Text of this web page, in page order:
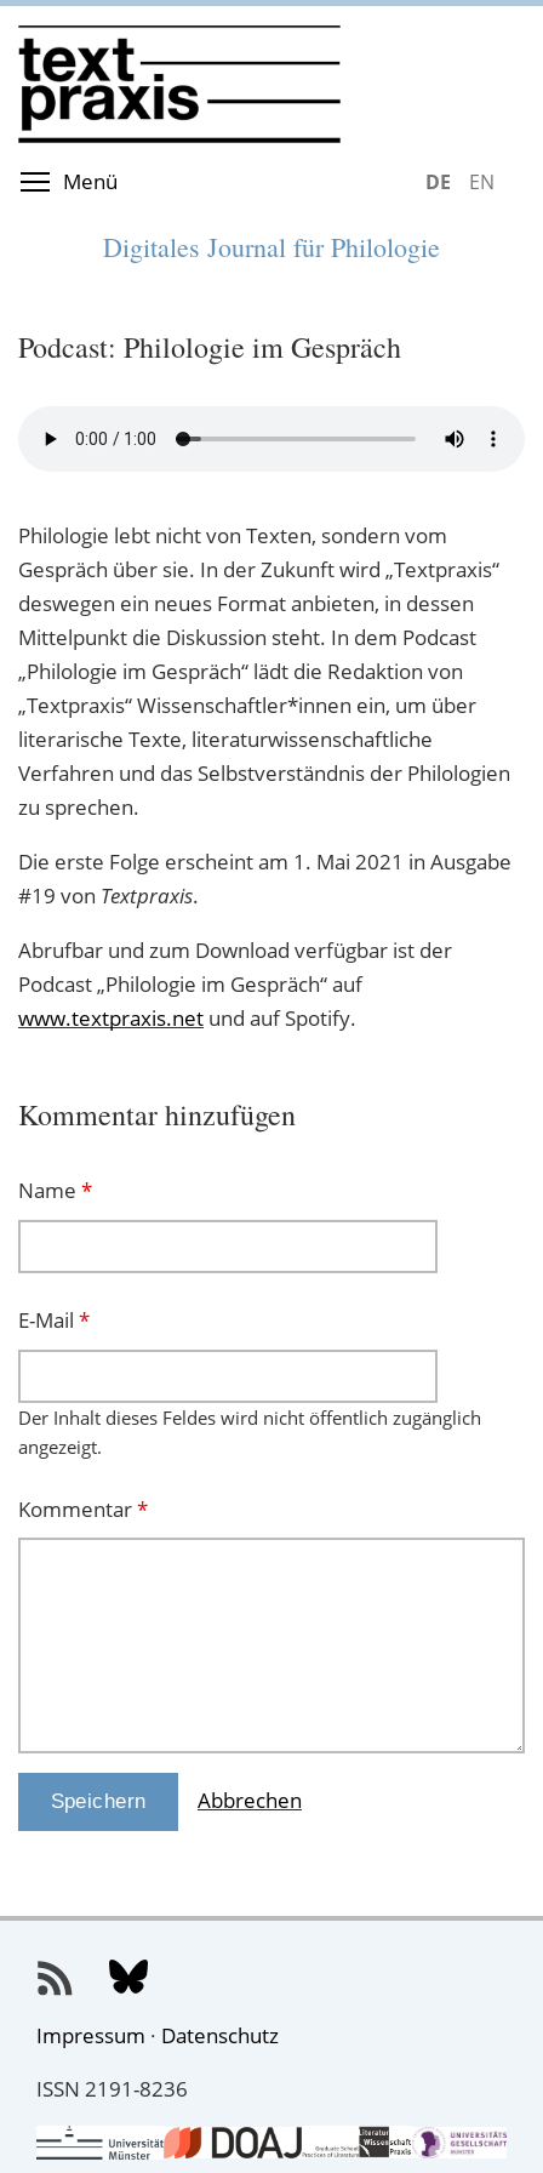
Direkt
zum
Inhalt
Menü Menüsichtbarkeit umschaltenDEUTSCH
Digitales Journal für Philologie
Podcast: Philologie im Gespräch
Philologie lebt nicht von Texten, sondern vom
Gespräch über sie. In der Zukunft wird „Textpraxis“
deswegen ein neues Format anbieten, in dessen
Mittelpunkt die Diskussion steht. In dem Podcast
„Philologie im Gespräch“ lädt die Redaktion von
„Textpraxis“ Wissenschaftler*innen ein, um über
literarische Texte, literaturwissenschaftliche
Verfahren und das Selbstverständnis der Philologien
zu sprechen.
Die erste Folge erscheint am 1. Mai 2021 in Ausgabe
#19 von Textpraxis.
Abrufbar und zum Download verfügbar ist der
Podcast „Philologie im Gespräch“ auf
www.textpraxis.net und auf Spotify.
Kommentar hinzufügen
Name *
E-Mail *
Der Inhalt dieses Feldes wird nicht öffentlich zugänglich
angezeigt.
Kommentar*
Abbrechen
Impressum · Datenschutz
ISSN 2191-8236